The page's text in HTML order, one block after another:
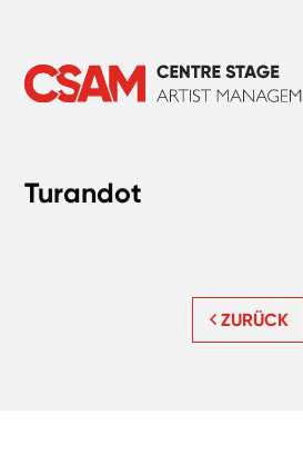
Turandot
ZURÜCK